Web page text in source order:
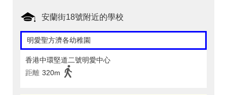
安蘭街18號附近的學校
明愛聖方濟各幼稚園
香港中環堅道二號明愛中心
距離 320m